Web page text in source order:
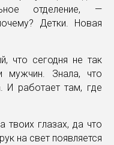
отделение, —
Детки. Новая
что сегодня не так
мужчин. Знала, что
И работает там, где
твоих глазах, да что
на свет появляется